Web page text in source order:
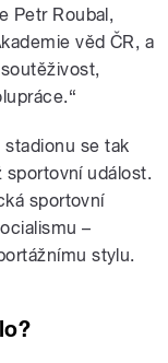
Petr Roubal,
věd ČR, a
se tak
sportovní událost.
sportovní
–
stylu.